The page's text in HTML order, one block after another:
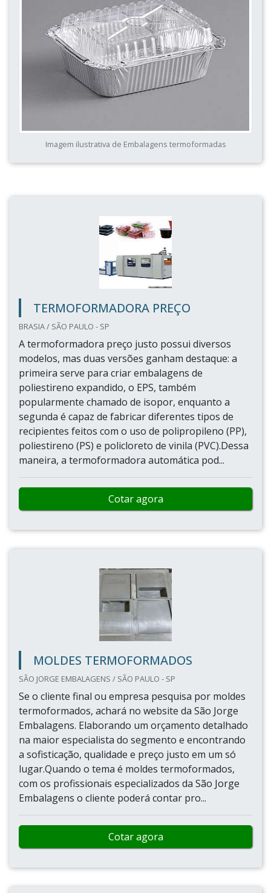
Imagem ilustrativa de Embalagens termoformadas
TERMOFORMADORA PREÇO
BRASIA / SÃO PAULO - SP
A termoformadora preço justo possui diversos
modelos, mas duas versões ganham destaque: a
primeira serve para criar embalagens de
poliestireno expandido, o EPS, também
popularmente chamado de isopor, enquanto a
segunda é capaz de fabricar diferentes tipos de
recipientes feitos com o uso de polipropileno (PP),
poliestireno (PS) e policloreto de vinila (PVC).Dessa
maneira, a termoformadora automática pod...
Cotar agora
MOLDES TERMOFORMADOS
SÃO JORGE EMBALAGENS / SÃO PAULO - SP
Se o cliente final ou empresa pesquisa por moldes
termoformados, achará no website da São Jorge
Embalagens. Elaborando um orçamento detalhado
na maior especialista do segmento e encontrando
a sofisticação, qualidade e preço justo em um só
lugar.Quando o tema é moldes termoformados,
com os profissionais especializados da São Jorge
Embalagens o cliente poderá contar pro...
Cotar agora